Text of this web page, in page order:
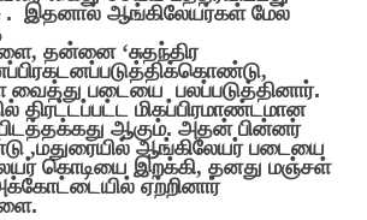
. இதனால் ஆங்கிலேயர்கள் மேல்
,தன்னை ‘சுதந்திர
,
வைத்து படையை பலப்படுத்தினார்.
திரட்டப்பட்ட மிகப்பிரமாண்டமான
ஆகும். அதன் பின்னர்
,மதுரையில் ஆங்கிலேயர் படையை
கொடியை இறக்கி,தனது மஞ்சள்
ஏற்றினார்